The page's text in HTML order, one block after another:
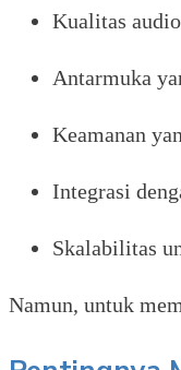
Kualitas
Antarmuka
Keamanan
Integrasi
Skalabilitas
Namun, untuk